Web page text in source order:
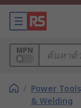
MPN
/ Power
& Welding